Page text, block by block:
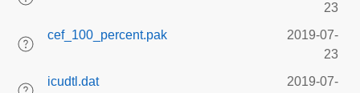
23
cef_100_percent.pak
2019-07-
23
icudtl.dat
2019-07-